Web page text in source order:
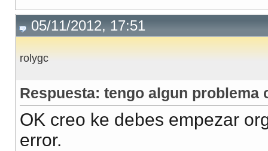
05/11/2012, 17:51
rolygc
Respuesta: tengo algun problema
OK creo ke debes empezar
error.